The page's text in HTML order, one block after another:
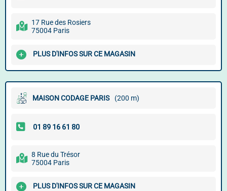
17 Rue des Rosiers
75004 Paris
PLUS D'INFOS SUR CE MAGASIN
MAISON CODAGE PARIS (200 m)
8 Rue du Trésor
75004 Paris
PLUS D'INFOS SUR CE MAGASIN